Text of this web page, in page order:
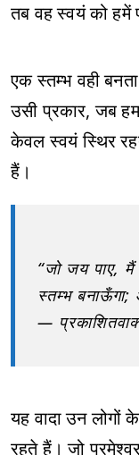
तब वह स्वयं को हमें
एक स्तम्भ वही
उसी प्रकार, जब
केवल स्वयं स्थिर
हैं।
“जो जय पाए,
स्तम्भ
—
यह वादा उन लोगों
रहते हैं। जो